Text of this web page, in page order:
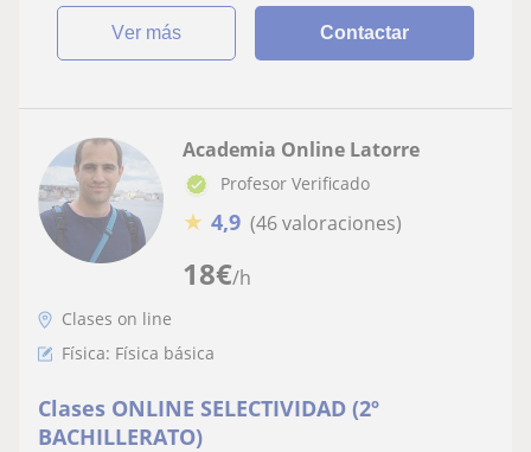
ver más Contactar
18€/h
Academia Online Latorre
Profesor Verificado
★ 4,9 (46 valoraciones)
Clases on line
Física: Física básica
Clases ONLINE SELECTIVIDAD (2º
BACHILLERATO)